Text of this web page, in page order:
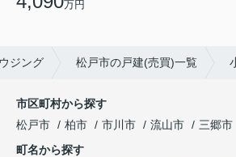
万円
ジング 松戸市の戸建(売買)一覧
市区町村から探す
松戸市
柏市 市川市 流山市 三郷市
町名から探す